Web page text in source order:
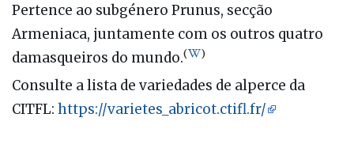
Pertence ao subgénero Prunus, secção
Armeniaca, juntamente com os outros quatro
damasqueiros do mundo.( )
Consulte a lista de variedades de alperce da
CITFL: https://varietes_abricot.ctifl.fr/